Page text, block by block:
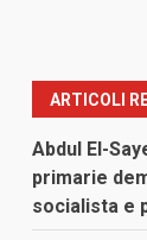
ARTICOLI
Abdul El-
primarie
socialista e